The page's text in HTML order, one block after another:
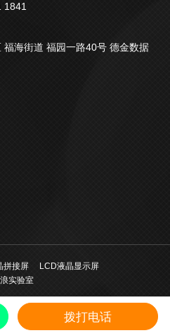
1841
福海街道 福园一路40号 德金数据
拼接屏
LCD液晶显示屏
实验室
权所有粤ICP备20028924号 中文/
拨打电话